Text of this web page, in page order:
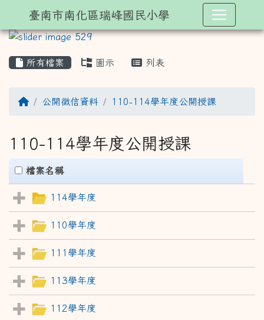
所有檔案 圖示 列表
回首頁公開徵信資料 110-114學年度公開授課
110-114學年度公開授課
clickAll
檔案名稱
114學年度
110學年度
111學年度
113學年度
112學年度
臺南市南化區瑞峰國民小學